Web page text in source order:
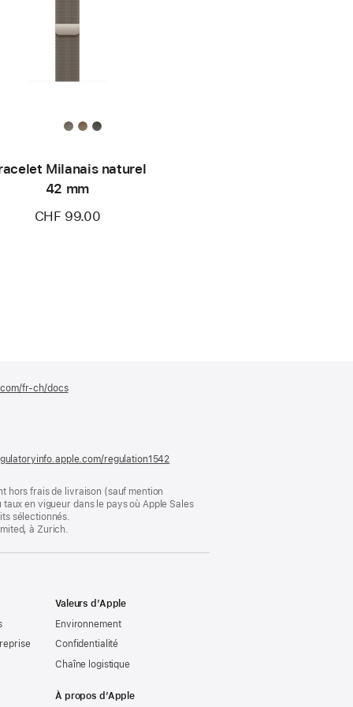
Milanais naturel
42 mm
CHF 99.00
fr-ch/docs(s’ouvre
regulation1542
nouvelle
fenêtre)
hors frais de livraison (sauf mention
en vigueur dans le pays où Apple Sales
sélectionnés.
à Zurich.
Valeurs d’Apple
Environnement
Confidentialité
Chaîne logistique
À propos d’Apple